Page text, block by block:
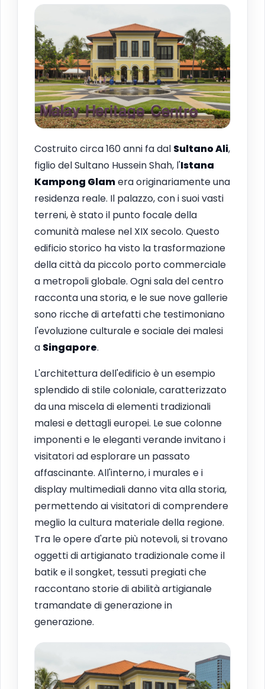
Costruito circa 160 anni fa dal Sultano Ali,
figlio del Sultano Hussein Shah, l'Istana
Kampong Glamera originariamente una
residenza reale. Il palazzo, con i suoi vasti
terreni, è stato il punto focale della
comunità malese nel XIX secolo. Questo
edificio storico ha visto la trasformazione
della città da piccolo porto commerciale
a metropoli globale. Ogni sala del centro
racconta una storia, e le sue nove gallerie
sono ricche di artefatti che testimoniano
l'evoluzione culturale e sociale dei malesi
a Singapore.
L'architettura dell'edificio è un esempio
splendido di stile coloniale, caratterizzato
da una miscela di elementi tradizionali
malesi e dettagli europei. Le sue colonne
imponenti e le eleganti verande invitano i
visitatori ad esplorare un passato
affascinante. All'interno, i murales e i
display multimediali danno vita alla storia,
permettendo ai visitatori di comprendere
meglio la cultura materiale della regione.
Tra le opere d'arte più notevoli, si trovano
oggetti di artigianato tradizionale come il
batik e il songket, tessuti pregiati che
raccontano storie di abilità artigianale
tramandate di generazione in
generazione.